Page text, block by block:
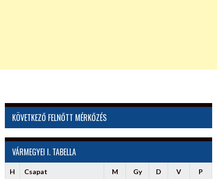
KÖVETKEZŐ FELNŐTT MÉRKŐZÉS
VÁRMEGYEI I. TABELLA
H Csapat M Gy D V P